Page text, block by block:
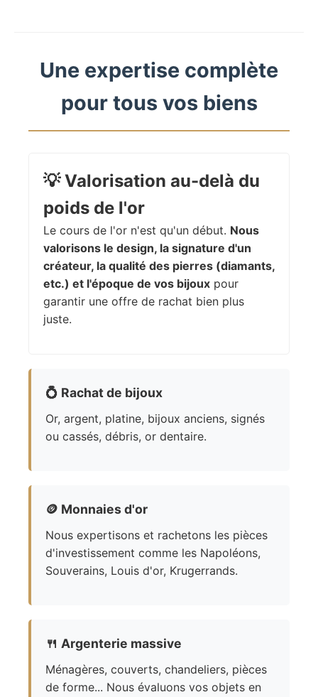
Une expertise complète
pour tous vos biens
💡Valorisation au-delà du
poids de l'or
Le cours de l'or n'est qu'un début. Nous
valorisons le design, la signature d'un
créateur, la qualité des pierres (diamants,
etc.) et l'époque de vos bijoux pour
garantir une offre de rachat bien plus
juste.
💍 Rachat de bijoux
Or, argent, platine, bijoux anciens, signés
ou cassés, débris, or dentaire.
🪙 Monnaies d'or
Nous expertisons et rachetons les pièces
d'investissement comme les Napoléons,
Souverains, Louis d'or, Krugerrands.
🍴 Argenterie massive
Ménagères, couverts, chandeliers, pièces
de forme... Nous évaluons vos objets en